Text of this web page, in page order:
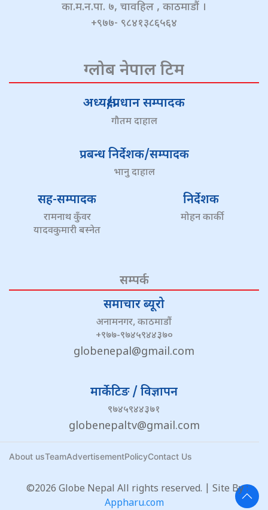
का.म.न.पा. ७, चावहिल , काठमाडौं ।
+९७७- ९८४१३८६५६४
ग्लोब नेपाल टिम
अध्यक्ष/प्रधान सम्पादक
गौतम दाहाल
प्रबन्ध निर्देशक/सम्पादक
भानु दाहाल
सह-सम्पादक
रामनाथ कुँवर
यादवकुमारी बस्नेत
निर्देशक
मोहन कार्की
सम्पर्क
समाचार ब्यूरो
अनामनगर, काठमाडौं
+९७७-९७४५९४४३७०
globenepal@gmail.com
मार्केटिङ / विज्ञापन
९७४५९४४३७१
globenepaltv@gmail.com
About usTeamAdvertisementPolicyContact Us
©2026 Globe Nepal All rights reserved. | Site By :
Appharu.com